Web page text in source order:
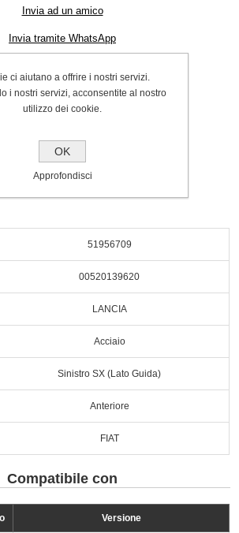
Invia ad un amico
Invia tramite WhatsApp
INCLUSA
€58.00
Acquista
51956709
00520139620
LANCIA
Acciaio
Sinistro SX (Lato Guida)
Anteriore
FIAT
Compatibile con
Versione
ci aiutano a offrire i nostri servizi.
i nostri servizi, acconsentite al nostro
utilizzo dei cookie.
OK
Approfondisci